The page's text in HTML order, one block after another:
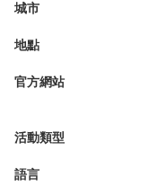
城市
地點
官方網站
活動類型
語言